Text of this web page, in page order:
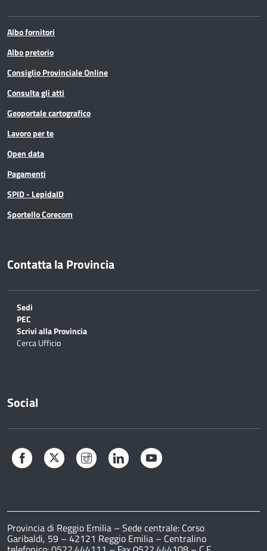
Albo fornitori
Albo pretorio
Consiglio Provinciale Online
Consulta gli atti
Geoportale cartografico
Lavoro per te
Open data
Pagamenti
SPID - LepidaID
Sportello Corecom
Contatta la Provincia
Sedi
PEC
Scrivi alla Provincia
Cerca Ufficio
Social
Facebook Twitter Instagram LinkedIn
Provincia di Reggio Emilia – Sede centrale: Corso
Garibaldi, 59 – 42121 Reggio Emilia – Centralino